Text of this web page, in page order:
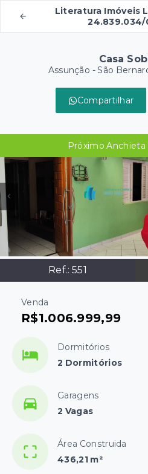
Literatura Imóveis
24.839.034/
Casa
Assunção - São
Compartilhar
Ref.:551
Próximo
Venda
R$1.006.999,99
Dormitórios
2 Dormitórios
Garagens
2 Vagas
Área Construida
436,21 m²